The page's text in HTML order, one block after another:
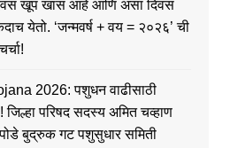
खूप खास आहे आणि असा दिवस
येतो. ‘जन्मवर्ष + वय = २०२६’ ची
2026: पशुधन वाढीसाठी
जिल्हा परिषद सदस्य अमित चव्हाण
बुद्रुक गट पशुसुधार समिती